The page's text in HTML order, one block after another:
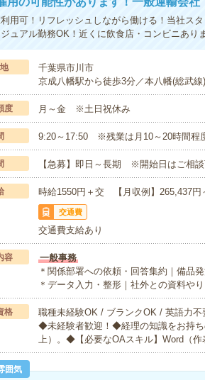
用可！リフレッシュしながら働ける！当社ス
ジュアル勤務OK！近くに飲食店・コンビニあり
千葉県市川市
京成八幡駅から徒歩3分／本八幡(総武
度 月～金 ※土日祝休み
9:20～17:50 ※残業は月10～20時間程
【急募】即日～長期 ※開始日はご相談
時給1550円＋交 【月収例】265,437
交通費
交通費支給あり
容
一般事務
＊関係部署への依頼・回答集約｜備品
＊データ入力・整形｜社外との資料や
格
職種未経験OK / ブランクOK / 英語力不
◆未経験者歓迎！◆経理の知識をお持ち
上）。◆【必要なOAスキル】Word（
囲気